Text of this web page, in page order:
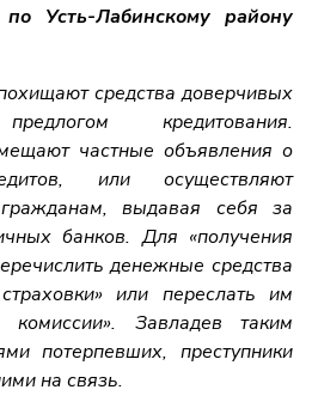
Усть-Лабинскому району
средства доверчивых
кредитования.
частные объявления о
или осуществляют
выдавая себя за
банков. Для «получения
денежные средства
или переслать им
Завладев таким
потерпевших, преступники
на связь.